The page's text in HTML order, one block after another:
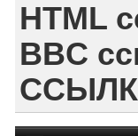
HTML
BBC